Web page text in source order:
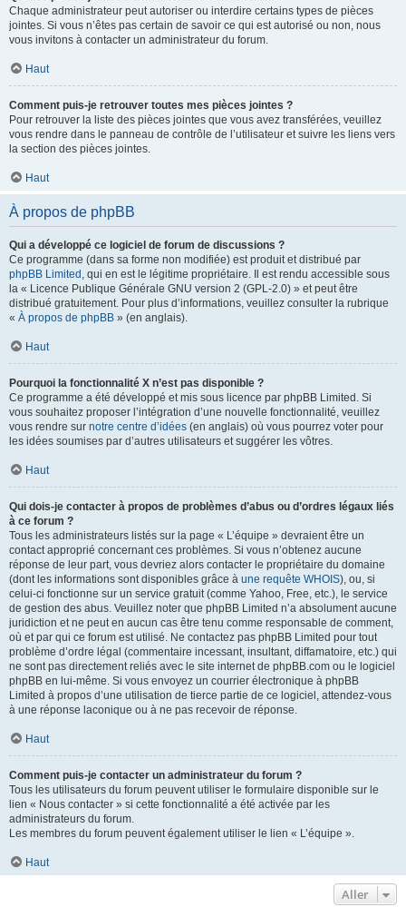
Chaque administrateur peut autoriser ou interdire certains types de pièces
jointes. Si vous n’êtes pas certain de savoir ce qui est autorisé ou non, nous
vous invitons à contacter un administrateur du forum.
Haut
Comment puis-je retrouver toutes mes pièces jointes ?
Pour retrouver la liste des pièces jointes que vous avez transférées, veuillez
vous rendre dans le panneau de contrôle de l’utilisateur et suivre les liens vers
la section des pièces jointes.
Haut
À propos de phpBB
Qui a développé ce logiciel de forum de discussions ?
Ce programme (dans sa forme non modifiée) est produit et distribué par
phpBB Limited , qui en est le légitime propriétaire. Il est rendu accessible sous
la « Licence Publique Générale GNU version 2 (GPL-2.0) » et peut être
distribué gratuitement. Pour plus d’informations, veuillez consulter la rubrique
« À propos de phpBB » (en anglais).
Haut
Pourquoi la fonctionnalité X n’est pas disponible ?
Ce programme a été développé et mis sous licence par phpBB Limited. Si
vous souhaitez proposer l’intégration d’une nouvelle fonctionnalité, veuillez
vous rendre sur notre centre d’idées (en anglais) où vous pourrez voter pour
les idées soumises par d’autres utilisateurs et suggérer les vôtres.
Haut
Qui dois-je contacter à propos de problèmes d’abus ou d’ordres légaux liés
à ce forum ?
Tous les administrateurs listés sur la page « L’équipe » devraient être un
contact approprié concernant ces problèmes. Si vous n’obtenez aucune
réponse de leur part, vous devriez alors contacter le propriétaire du domaine
(dont les informations sont disponibles grâce à une requête WHOIS), ou, si
celui-ci fonctionne sur un service gratuit (comme Yahoo, Free, etc.), le service
de gestion des abus. Veuillez noter que phpBB Limited n’a absolument aucune
juridiction et ne peut en aucun cas être tenu comme responsable de comment,
où et par qui ce forum est utilisé. Ne contactez pas phpBB Limited pour tout
problème d’ordre légal (commentaire incessant, insultant, diffamatoire, etc.) qui
ne sont pas directement reliés avec le site internet de phpBB.com ou le logiciel
phpBB en lui-même. Si vous envoyez un courrier électronique à phpBB
Limited à propos d’une utilisation de tierce partie de ce logiciel, attendez-vous
à une réponse laconique ou à ne pas recevoir de réponse.
Haut
Comment puis-je contacter un administrateur du forum ?
Tous les utilisateurs du forum peuvent utiliser le formulaire disponible sur le
lien « Nous contacter » si cette fonctionnalité a été activée par les
administrateurs du forum.
Les membres du forum peuvent également utiliser le lien « L’équipe ».
Haut
Aller